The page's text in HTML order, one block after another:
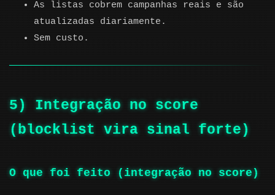
As listas cobrem campanhas reais e são
atualizadas diariamente.
Sem custo.
5) Integração no score
(blocklist vira sinal forte)
O que foi feito (integração no score)